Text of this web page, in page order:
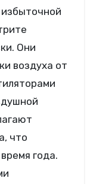
Они
воздуха от
что
года.